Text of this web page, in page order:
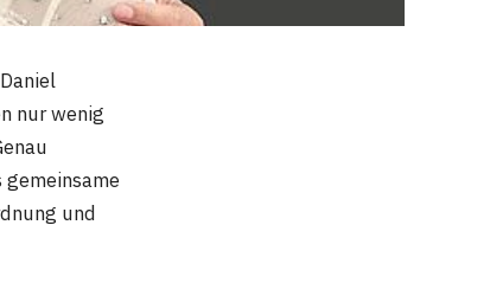
nur wenig
und